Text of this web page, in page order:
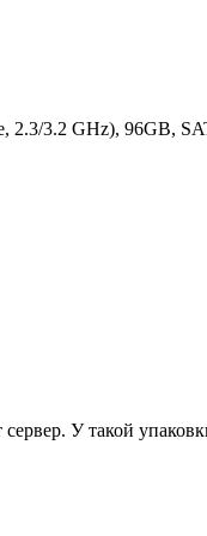
2.3/3.2 GHz), 96GB,
У такой